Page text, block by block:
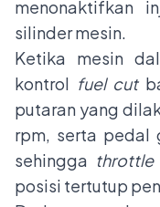
menonaktifkan
silinder mesin.
Ketika mesin
kontrol fuel cut
putaran yang
rpm, serta pedal
sehingga throttle
posisi tertutup